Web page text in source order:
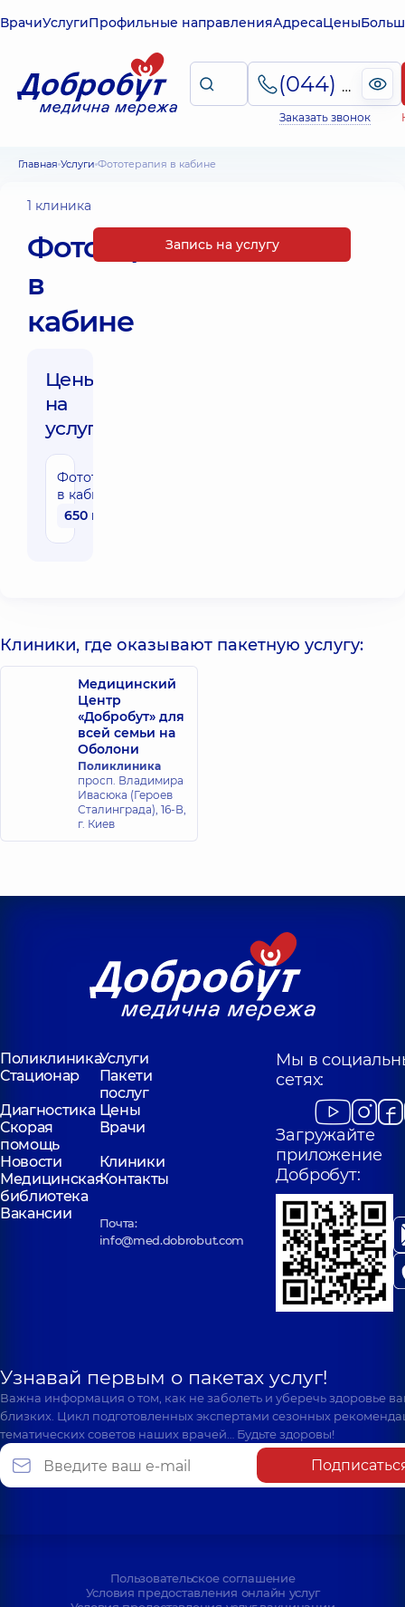
ВрачиУслугиПрофильные направленияАдресаЦены
(044) 495-2-888
Заказать звонок
Главная Услуги Фототерапия в кабине
1 клиника
Фототерапия
в
кабине
Цены
на
услуги:
Фототерапия
в кабине
650 грн
Запись на услугу
Клиники, где оказывают пакетную услугу:
Медицинский
Центр
«Добробут» для
всей семьи на
Оболони
Поликлиника
просп. Владимира
Ивасюка (Героев
Сталинграда), 16-В,
г. Киев
ПоликлиникаУслуги
Стационар
Пакети
послуг
Диагностика Цены
Скорая
помощь
Врачи
Новости
Клиники
Медицинская
библиотека
Контакты
Вакансии
Почта:
info@med.dobrobut.com
Мы в
сетях:
Загружайте
приложение
Добробут:
Узнавай первым о пакетах услуг!
Важна информация о том, как не заболеть и уберечь здоровье
близких. Цикл подготовленных экспертами сезонных
тематических советов наших врачей… Будьте здоровы!
Пользовательское соглашение
Условия предоставления онлайн услуг